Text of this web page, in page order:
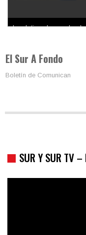
Los latinos le van
Boletín de Comunican